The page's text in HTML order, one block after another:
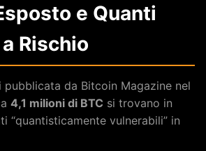
e Quanti
Rischio
pubblicata da Bitcoin Magazine nel
4,1 milioni di BTC si trovano in
“quantisticamente vulnerabili” in